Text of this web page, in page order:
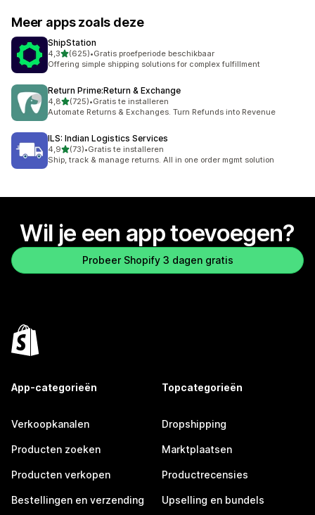
Meer apps zoals deze
ShipStation
4,3van 5 sterren
(625)
625 recensies in totaal
•Gratis proefperiode beschikbaar
Offering simple shipping solutions for complex fulfillment
Return Prime:Return & Exchange
4,8van 5 sterren
(725)
725 recensies in totaal
•Gratis te installeren
Automate Returns & Exchanges. Turn Refunds into Revenue
ILS: Indian Logistics Services
4,9van 5 sterren
(73)
73 recensies in totaal
•Gratis te installeren
Ship, track & manage returns. All in one order mgmt solution
Wil je een app toevoegen?
Probeer Shopify 3 dagen gratis
App-categorieën
Verkoopkanalen
Producten zoeken
Producten verkopen
Bestellingen en verzending
Topcategorieën
Dropshipping
Marktplaatsen
Productrecensies
Upselling en bundels